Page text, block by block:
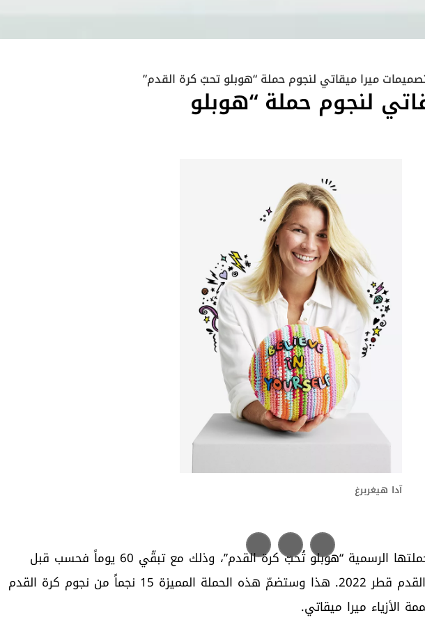
ميرا ميقاتي لنجوم حملة “هوبلو تحبّ كرة القدم”
لنجوم حملة “هوبلو
آدا هيغربرغ
كشفت علامة هوبلو النقاب عن حملتها الرسمية “هوبلو تُحبّ كرة القدم”، وذلك مع تبقّي 60 يوماً فحسب قبل
انطلاق بطولة كأس العالم لكرة القدم قطر 2022. هذا وستضمّ هذه الحملة المميزة 15 نجماً من نجوم كرة القدم